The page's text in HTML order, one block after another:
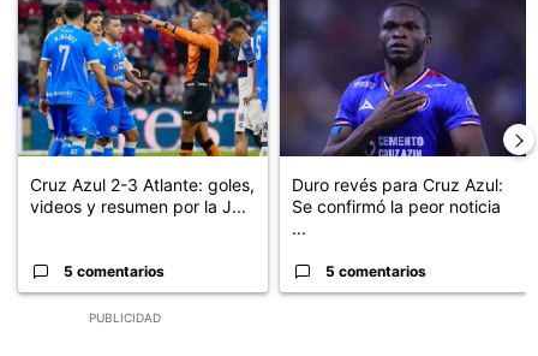
PUBLICIDAD
Cruz Azul 2-3 Atlante: goles,
videos y resumen por la J...
5 comentarios
Duro revés para Cruz Azul:
Se confirmó la peor noticia
...
5 comentarios